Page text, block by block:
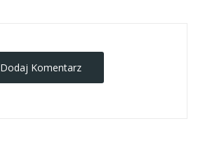
Dodaj Komentarz